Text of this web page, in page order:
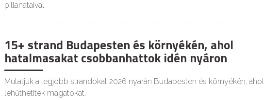
pillanataival.
15+ strand Budapesten és környékén, ahol
hatalmasakat csobbanhattok idén nyáron
Mutatjuk a legjobb strandokat 2026 nyarán Budapesten és környékén, ahol
lehűthetitek magatokat.